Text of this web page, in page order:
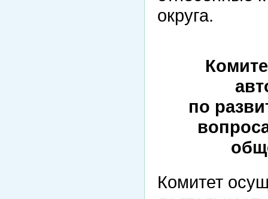
округа.
по
Комитет